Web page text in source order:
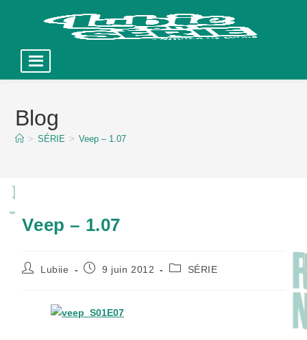
contentBlog
> SÉRIE > Veep – 1.07
Veep – 1.07
Auteur/autrice
publication :
Lubiie
Publication
9 juin 2012
PostSÉRIE